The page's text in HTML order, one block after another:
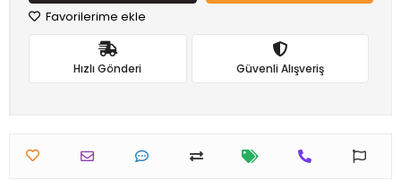
Favorilerime ekle
Hızlı Gönderi Güvenli Alışveriş